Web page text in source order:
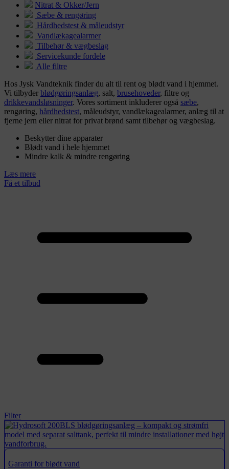
Nitrat & Okker/Jern
Sæbe & rengøring
Hårdhedstest & måleudstyr
Vandlækagealarmer
Tilbehør & vægbeslag
Servicekunde fordele
Alle filtre
Hos Jysk Vandteknik finder du alt til rent og blødt vand i hjemmet.
Vi tilbyder blødgøringsanlæg, salt, brusehoveder, filtre og
drikkevandsløsninger. Vores sortiment inkluderer også sæbe,
rengøring, hårdhedstest, måleudstyr, vandlækagealarmer, anlæg til at
fjerne jern eller nitrat for privat brønd samt tilbehør og vægbeslag.
Beskytter dine apparater
Blødt vand i hele hjemmet
Mindre kalk & mindre rengøring
Læs mere
Få et tilbud
Filter
Garanti for blødt vand